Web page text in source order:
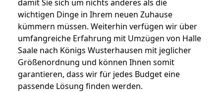
damit Sie sich um nichts anderes als die
wichtigen Dinge in Ihrem neuen Zuhause
kümmern müssen. Weiterhin verfügen wir über
umfangreiche Erfahrung mit Umzügen von Halle
Saale nach Königs Wusterhausen mit jeglicher
Größenordnung und können Ihnen somit
garantieren, dass wir für jedes Budget eine
passende Lösung finden werden.